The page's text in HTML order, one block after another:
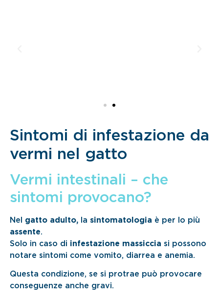
Sintomi di infestazione da
vermi nel gatto
Vermi intestinali – che
sintomi provocano?
Nel gatto adulto, la sintomatologia è per lo più
assente.
Solo in caso di infestazione massiccia si possono
notare sintomi come vomito, diarrea e anemia.
Questa condizione, se si protrae può provocare
conseguenze anche gravi.